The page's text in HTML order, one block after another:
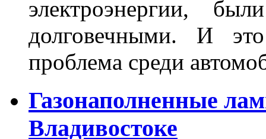
электроэнергии,
долговечными. И
проблема среди
Газонаполненные
Владивостоке